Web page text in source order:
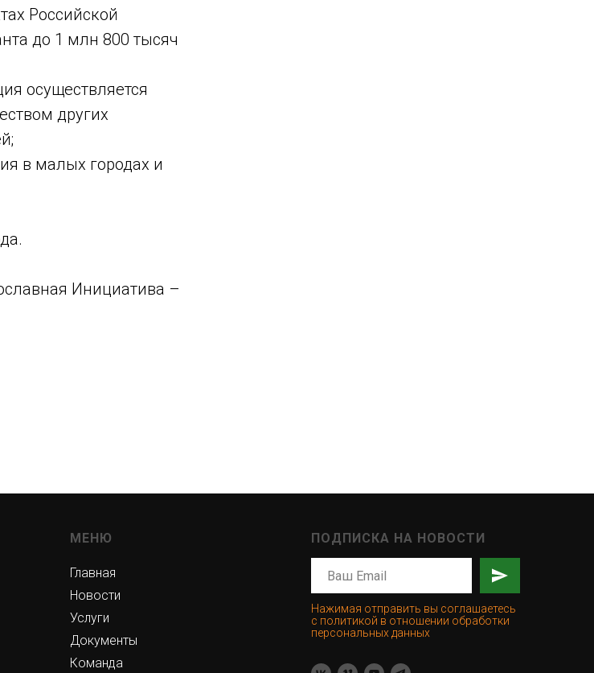
Российской
до 1 млн 800 тысяч
осуществляется
других
в малых городах и
Инициатива –
МЕНЮ
Главная
Новости
Услуги
Документы
Команда
ПОДПИСКА НА НОВОСТИ
Нажимая отправить вы соглашаетесь
с политикой в отношении обработки
персональных данных